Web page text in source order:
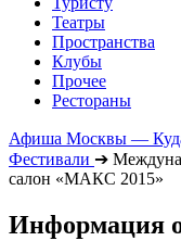
Театры
Пространства
Клубы
Прочее
Рестораны
Афиша Москвы —
Фестивали ➔
салон «МАКС 2015»
Информация